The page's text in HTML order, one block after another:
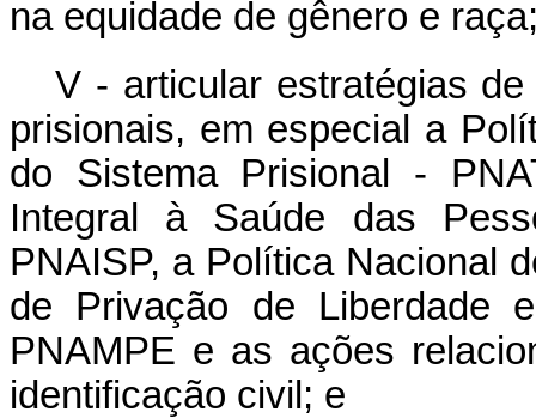
na equidade de gênero e
V - articular estratégias
prisionais, em especial a
do Sistema Prisional -
Integral à Saúde das
PNAISP, a Política Nacional
de Privação de Liberdade
PNAMPE e as ações
identificação civil; e